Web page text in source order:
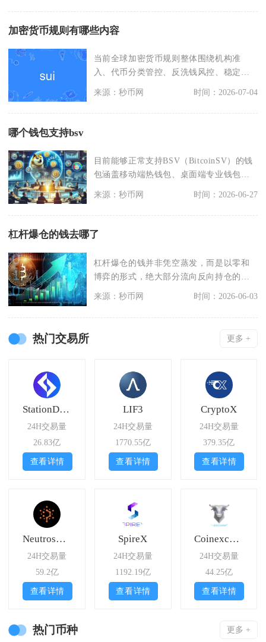
加密货币规则有哪些内容
当前全球加密货币规则整体围绕机构准
入、代币分类管控、反洗钱风控、稳定币
来源：秒币网 时间：2026-07-04
哪个钱包支持bsv
目前能够正常支持BSV（BitcoinSV）的钱
包涵盖移动端热钱包、桌面端专业钱包、
来源：秒币网 时间：2026-06-27
杠杆爆仓的钱去哪了
杠杆爆仓的钱并非凭空蒸发，而是以零和
博弈的形式，绝大部分流向反向持仓的盈
利交易者，小部分以
来源：秒币网 时间：2026-06-03
热门交易所 更多 +
StationDEX
24H交易量
26.83亿
查看详情
LIF3
24H交易量
1770.55亿
查看详情
CryptoX
24H交易量
379.35亿
查看详情
Neutroswap
24H交易量
59.2亿
查看详情
SpireX
24H交易量
1192.19亿
查看详情
Coinexchange
24H交易量
44.25亿
查看详情
热门币种 更多 +